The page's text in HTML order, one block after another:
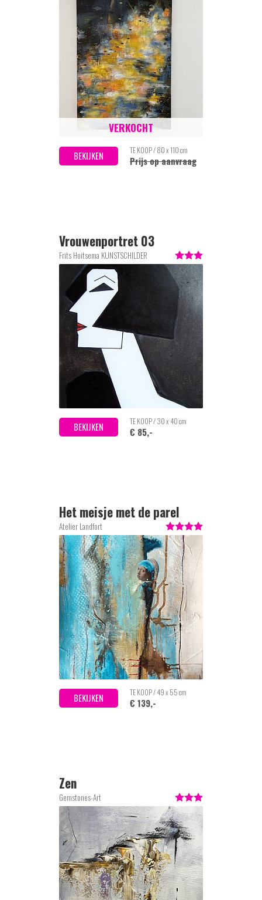
BEKIJKEN TE KOOP / 80 x 110 cm
Prijs op aanvraag
VERKOCHT
Vrouwenportret 03
Frits Hoitsema KUNSTSCHILDER
BEKIJKEN TE KOOP / 30 x 40 cm
€ 85,-
Het meisje met de parel
Atelier Landfort
BEKIJKEN TE KOOP / 49 x 55 cm
€ 139,-
Zen
Gemstones-Art